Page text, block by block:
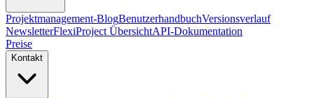
Projektmanagement-BlogBenutzerhandbuchVersionsverlauf
NewsletterFlexiProject ÜbersichtAPI-Dokumentation
Preise
Kontakt